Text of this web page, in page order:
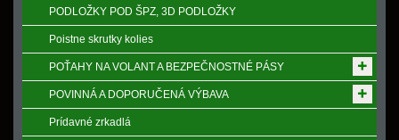
PODLOŽKY POD ŠPZ, 3D PODLOŽKY
Poistne skrutky kolies
POŤAHY NA VOLANT A BEZPEČNOSTNÉ PÁSY
POVINNÁ A DOPORUČENÁ VÝBAVA
Prídavné zrkadlá